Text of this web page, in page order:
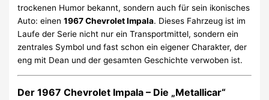
trockenen Humor bekannt, sondern auch für sein ikonisches
Auto: einen1967 Chevrolet Impala. Dieses Fahrzeug ist im
Laufe der Serie nicht nur ein Transportmittel, sondern ein
zentrales Symbol und fast schon ein eigener Charakter, der
eng mit Dean und der gesamten Geschichte verwoben ist.
Der 1967 Chevrolet Impala – Die „Metallicar“